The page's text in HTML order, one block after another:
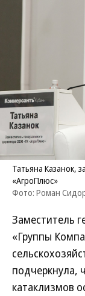
Татьяна Казанок,
«АгроПлюс»
Фото: Роман
Заместитель
«Группы
подчеркнула,
катаклизмов